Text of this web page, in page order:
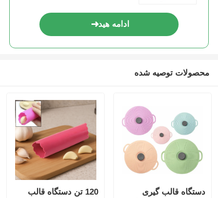
ادامه هید
محصولات توصیه شده
دستگاه قالب گیری
120 تن دستگاه قالب